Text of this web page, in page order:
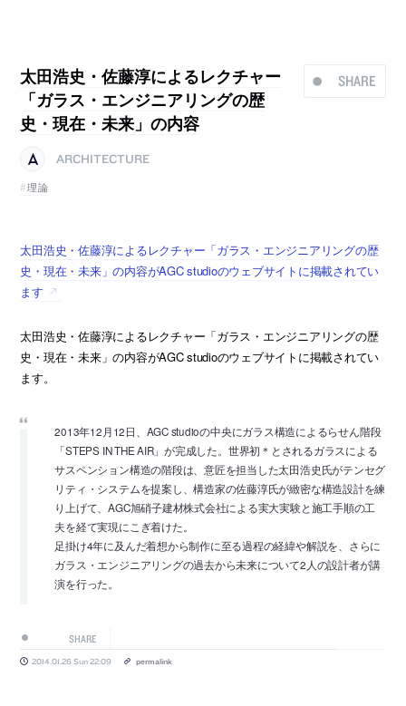
SHARE
太田浩史・佐藤淳によるレクチャー
「ガラス・エンジニアリングの歴
史・現在・未来」の内容
ARCHITECTURE
理論
太田浩史・佐藤淳によるレクチャー「ガラス・エンジニアリングの歴
史・現在・未来」の内容がAGC studioのウェブサイトに掲載されてい
ます
太田浩史・佐藤淳によるレクチャー「ガラス・エンジニアリングの歴
史・現在・未来」の内容がAGC studioのウェブサイトに掲載されてい
ます。
2013年12月12日、AGC studioの中央にガラス構造によるらせん階段
「STEPS IN THE AIR」が完成した。世界初＊とされるガラスによる
サスペンション構造の階段は、意匠を担当した太田浩史氏がテンセグ
リティ・システムを提案し、構造家の佐藤淳氏が緻密な構造設計を練
り上げて、AGC旭硝子建材株式会社による実大実験と施工手順の工
夫を経て実現にこぎ着けた。
足掛け4年に及んだ着想から制作に至る過程の経緯や解説を、さらに
ガラス・エンジニアリングの過去から未来について2人の設計者が講
演を行った。
SHARE
2014.01.26 Sun 22:09 permalink